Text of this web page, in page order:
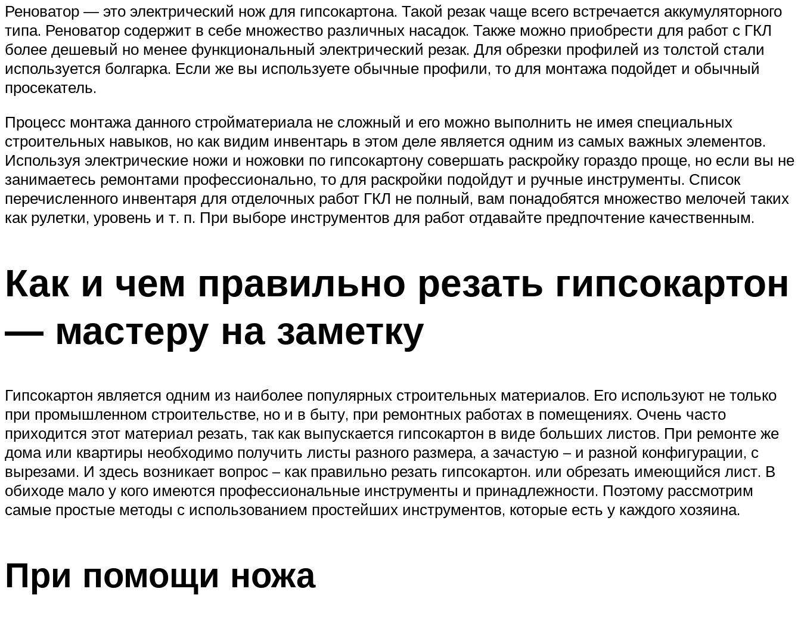
Реноватор — это электрический нож для гипсокартона. Такой резак чаще всего встречается аккумуляторного
типа. Реноватор содержит в себе множество различных насадок. Также можно приобрести для работ с ГКЛ
более дешевый но менее функциональный электрический резак. Для обрезки профилей из толстой стали
используется болгарка. Если же вы используете обычные профили, то для монтажа подойдет и обычный
просекатель.
Процесс монтажа данного стройматериала не сложный и его можно выполнить не имея специальных
строительных навыков, но как видим инвентарь в этом деле является одним из самых важных элементов.
Используя электрические ножи и ножовки по гипсокартону совершать раскройку гораздо проще, но если вы не
занимаетесь ремонтами профессионально, то для раскройки подойдут и ручные инструменты. Список
перечисленного инвентаря для отделочных работ ГКЛ не полный, вам понадобятся множество мелочей таких
как рулетки, уровень и т. п. При выборе инструментов для работ отдавайте предпочтение качественным.
Как и чем правильно резать гипсокартон
— мастеру на заметку
Гипсокартон является одним из наиболее популярных строительных материалов. Его используют не только
при промышленном строительстве, но и в быту, при ремонтных работах в помещениях. Очень часто
приходится этот материал резать, так как выпускается гипсокартон в виде больших листов. При ремонте же
дома или квартиры необходимо получить листы разного размера, а зачастую – и разной конфигурации, с
вырезами. И здесь возникает вопрос – как правильно резать гипсокартон. или обрезать имеющийся лист. В
обиходе мало у кого имеются профессиональные инструменты и принадлежности. Поэтому рассмотрим
самые простые методы с использованием простейших инструментов, которые есть у каждого хозяина.
При помощи ножа